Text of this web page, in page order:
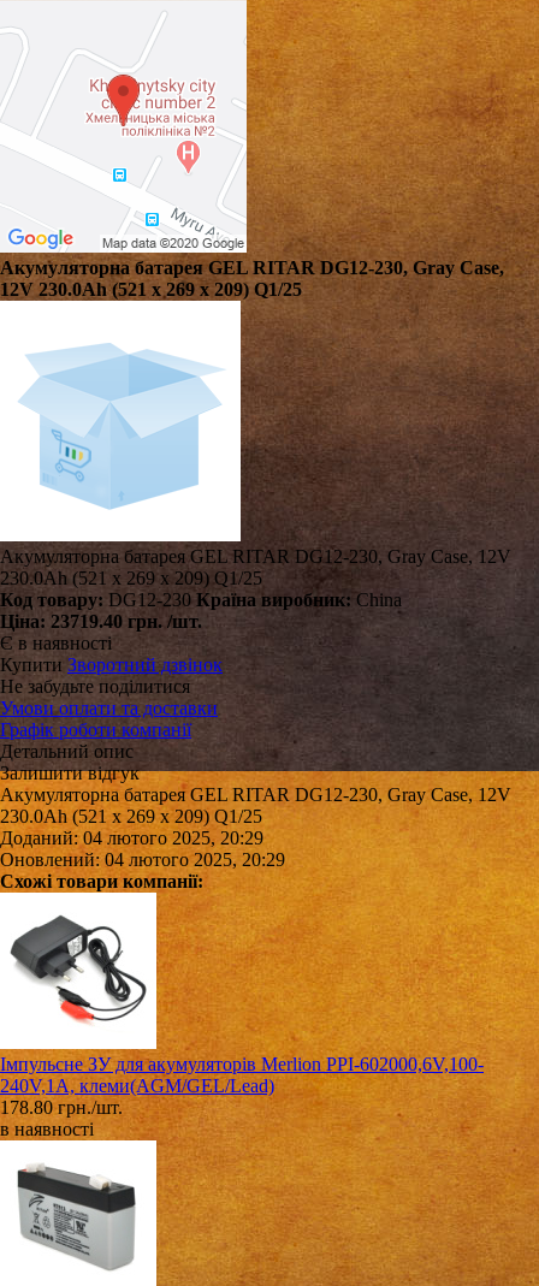
Акумуляторна батарея GEL RITAR DG12-230, Gray Case,
12V 230.0Ah (521 х 269 х 209) Q1/25
Акумуляторна батарея GEL RITAR DG12-230, Gray Case, 12V
230.0Ah (521 х 269 х 209) Q1/25
Код товару: DG12-230 Країна виробник: China
Ціна: 23719.40 грн. /шт.
Є в наявності
Купити Зворотний дзвінок
Не забудьте поділитися
Умови оплати та доставки
Графік роботи компанії
Детальний опис
Залишити відгук
Акумуляторна батарея GEL RITAR DG12-230, Gray Case, 12V
230.0Ah (521 х 269 х 209) Q1/25
Доданий: 04 лютого 2025, 20:29
Оновлений: 04 лютого 2025, 20:29
Схожі товари компанії:
Імпульсне ЗУ для акумуляторів Merlion PPI-602000,6V,100-
240V,1A, клеми(AGM/GEL/Lead)
178.80 грн./шт.
в наявності